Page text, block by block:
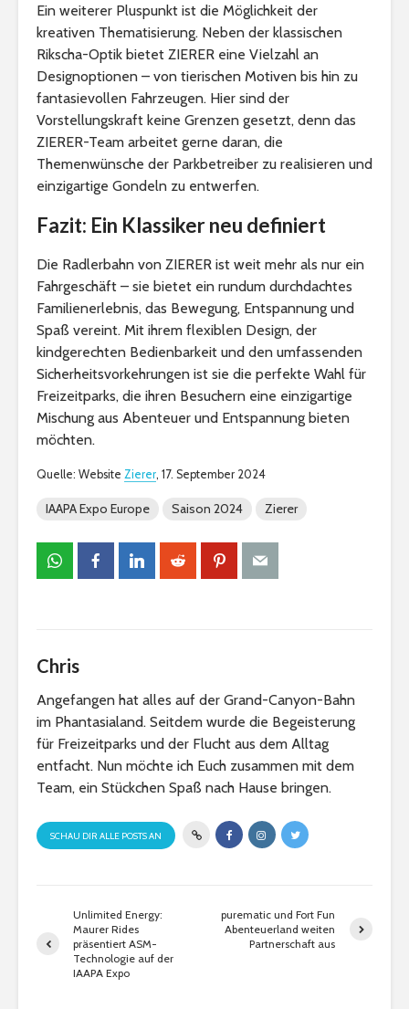
Ein weiterer Pluspunkt ist die Möglichkeit der
kreativen Thematisierung. Neben der klassischen
Rikscha-Optik bietet ZIERER eine Vielzahl an
Designoptionen – von tierischen Motiven bis hin zu
fantasievollen Fahrzeugen. Hier sind der
Vorstellungskraft keine Grenzen gesetzt, denn das
ZIERER-Team arbeitet gerne daran, die
Themenwünsche der Parkbetreiber zu realisieren und
einzigartige Gondeln zu entwerfen.
Fazit: Ein Klassiker neu definiert
Die Radlerbahn von ZIERER ist weit mehr als nur ein
Fahrgeschäft – sie bietet ein rundum durchdachtes
Familienerlebnis, das Bewegung, Entspannung und
Spaß vereint. Mit ihrem flexiblen Design, der
kindgerechten Bedienbarkeit und den umfassenden
Sicherheitsvorkehrungen ist sie die perfekte Wahl für
Freizeitparks, die ihren Besuchern eine einzigartige
Mischung aus Abenteuer und Entspannung bieten
möchten.
Quelle: Website Zierer, 17. September 2024
IAAPA Expo Europe Saison 2024 Zierer
Chris
Angefangen hat alles auf der Grand-Canyon-Bahn
im Phantasialand. Seitdem wurde die Begeisterung
für Freizeitparks und der Flucht aus dem Alltag
entfacht. Nun möchte ich Euch zusammen mit dem
Team, ein Stückchen Spaß nach Hause bringen.
SCHAU DIR ALLE POSTS AN
Unlimited Energy:
Maurer Rides
präsentiert ASM-
Technologie auf der
IAAPA Expo
purematic und Fort Fun
Abenteuerland weiten
Partnerschaft aus